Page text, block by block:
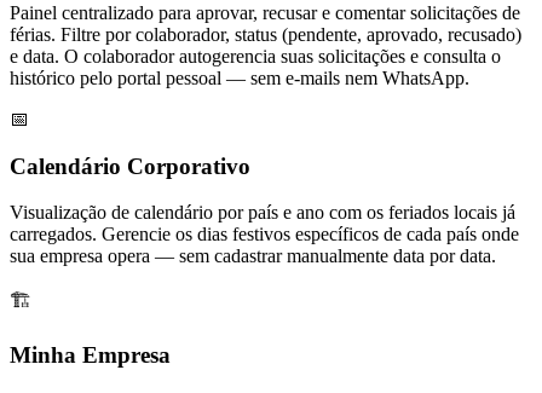
Painel centralizado para aprovar, recusar e comentar solicitações de
férias. Filtre por colaborador, status (pendente, aprovado, recusado)
e data. O colaborador autogerencia suas solicitações e consulta o
histórico pelo portal pessoal — sem e-mails nem WhatsApp.
📅
Calendário Corporativo
Visualização de calendário por país e ano com os feriados locais já
carregados. Gerencie os dias festivos específicos de cada país onde
sua empresa opera — sem cadastrar manualmente data por data.
🏗️
Minha Empresa